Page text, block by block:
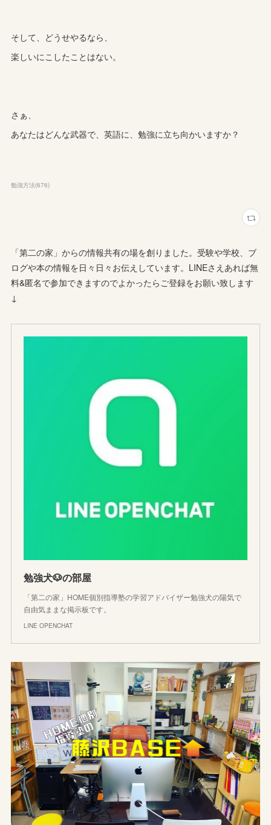
そして、どうせやるなら、
楽しいにこしたことはない。
さぁ、
あなたはどんな武器で、英語に、勉強に立ち向かいますか？
勉強方法(676)
「第二の家」からの情報共有の場を創りました。受験や学校、ブ
ログや本の情報を日々日々お伝えしています。LINEさえあれば無
料&匿名で参加できますのでよかったらご登録をお願い致します
↓
勉強犬🐶の部屋
「第二の家」HOME個別指導塾の学習アドバイザー勉強犬の陽気で
自由気ままな掲示板です。
LINE OPENCHAT